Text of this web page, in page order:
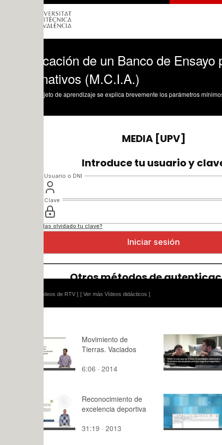
de un Banco de Ensayo para
(M.C.I.A.)
[ Ver más Vídeos didácticos ]
Movimiento de
Tierras. Vaciados
6:06 · 2014
Montaje
cuerpo y
Collado y
3:18 · 2022
Reconocimiento de
excelencia deportiva
31:19 · 2013
Disseny
Kompozer
10:09 ·